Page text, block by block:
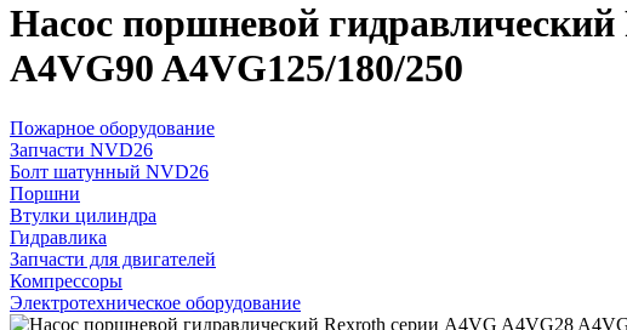
Насос поршневой
A4VG90 A4VG125/180/250
Пожарное оборудование
Запчасти NVD26
Болт шатунный NVD26
Поршни
Втулки цилиндра
Гидравлика
Запчасти для двигателей
Компрессоры
Электротехническое оборудование